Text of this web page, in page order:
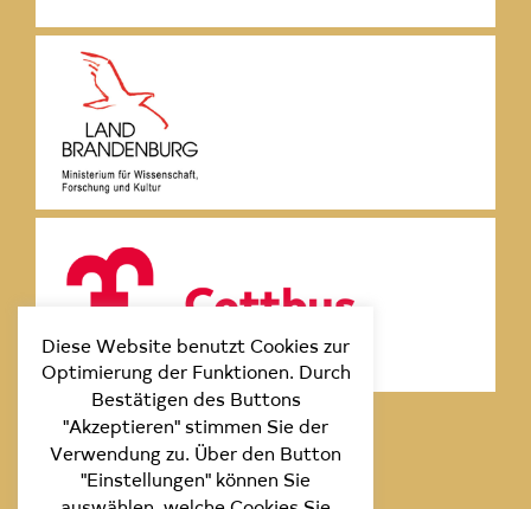
Diese Website benutzt Cookies zur
Optimierung der Funktionen. Durch
Bestätigen des Buttons
"Akzeptieren" stimmen Sie der
Verwendung zu. Über den Button
"Einstellungen" können Sie